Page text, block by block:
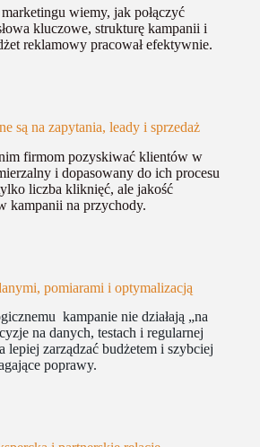
wiemy, jak połączyć
kluczowe, strukturę kampanii i
reklamowy pracował efektywnie.
są na zapytania, leady i sprzedaż
firmom pozyskiwać klientów w
i dopasowany do ich procesu
liczba kliknięć, ale jakość
kampanii na przychody.
pomiarami i optymalizacją
kampanie nie działają „na
na danych, testach i regularnej
lepiej zarządzać budżetem i szybciej
poprawy.